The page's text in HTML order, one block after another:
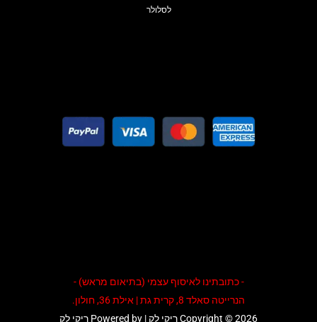
לסלולר
- כתובתינו לאיסוף עצמי (בתיאום מראש) -
הנרייטה סאלד 8, קרית גת | אילת 36, חולון.
Copyright © 2026 ריקי לק | Powered by ריקי לק